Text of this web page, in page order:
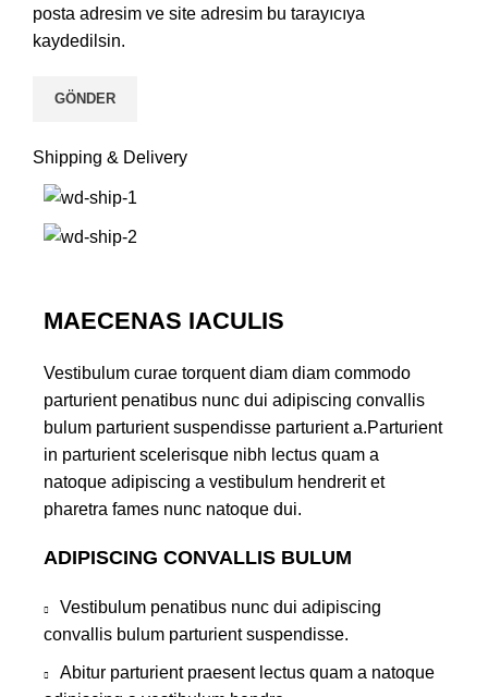
posta adresim ve site adresim bu tarayıcıya
kaydedilsin.
Shipping & Delivery
MAECENAS IACULIS
Vestibulum curae torquent diam diam commodo
parturient penatibus nunc dui adipiscing convallis
bulum parturient suspendisse parturient a.Parturient
in parturient scelerisque nibh lectus quam a
natoque adipiscing a vestibulum hendrerit et
pharetra fames nunc natoque dui.
ADIPISCING CONVALLIS BULUM
Vestibulum penatibus nunc dui adipiscing
convallis bulum parturient suspendisse.
Abitur parturient praesent lectus quam a natoque